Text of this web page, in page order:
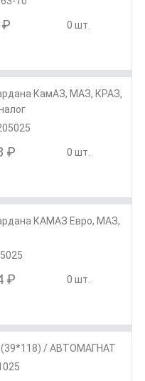
₽ 0 шт.
КамАЗ, МАЗ, КРАЗ,
₽ 0 шт.
КАМАЗ Евро, МАЗ,
₽ 0 шт.
(39*118) / АВТОМАГНАТ